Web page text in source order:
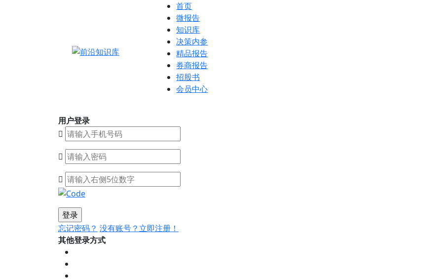
首页
微报告
知识库
决策内参
精品报告
券商报告
招股书
会员中心
用户登录
忘记密码？ 没有账号？立即注册！
其他登录方式